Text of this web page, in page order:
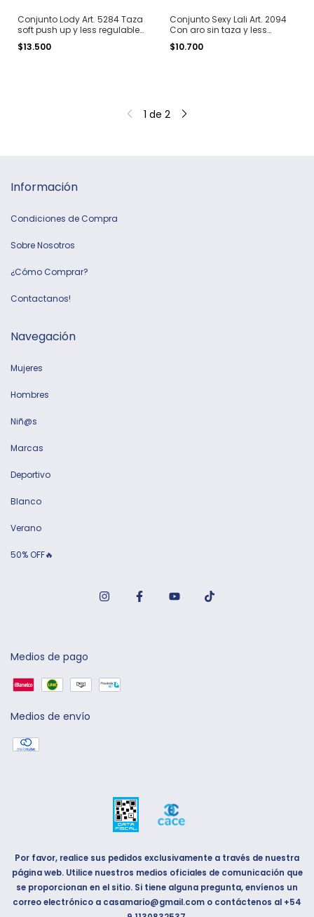
Conjunto Lody Art. 5284 Taza
soft push up y less regulable
de microfibra y puntilla T. 85
al 100
$13.500
Conjunto Sexy Lali Art. 2094
Con aro sin taza y less
regulable de puntilla T. 90 al
105
$10.700
1 de 2
Información
Condiciones de Compra
Sobre Nosotros
¿Cómo Comprar?
Contactanos!
Navegación
Mujeres
Hombres
Niñ@s
Marcas
Deportivo
Blanco
Verano
50% OFF🔥
Medios de pago
Medios de envío
Por favor, realice sus pedidos exclusivamente a través de nuestra
página web. Utilice nuestros medios oficiales de comunicación que
se proporcionan en el sitio. Si tiene alguna pregunta, envíenos un
correo electrónico a casamario@gmail.com o contáctenos al +54